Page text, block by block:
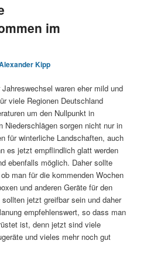
im
Kipp
waren eher mild und
viele Regionen Deutschland
um den Nullpunkt in
Niederschlägen sorgen nicht nur in
für winterliche Landschaften, auch
es jetzt empflindlich glatt werden
ebenfalls möglich. Daher sollte
man für die kommenden Wochen
und anderen Geräte für den
jetzt greifbar sein und daher
empfehlenswert, so dass man
ist, denn jetzt sind viele
und vieles mehr noch gut